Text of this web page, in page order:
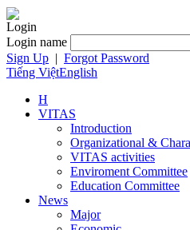
Login
Login name
Sign Up | Forgot Password
Tiếng ViệtEnglish
H
VITAS
Introduction
Organizational &
VITAS activities
Enviroment Committee
Education Committee
News
Major